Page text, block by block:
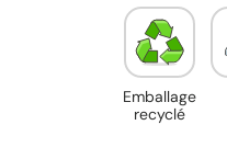
Emballage
recyclé